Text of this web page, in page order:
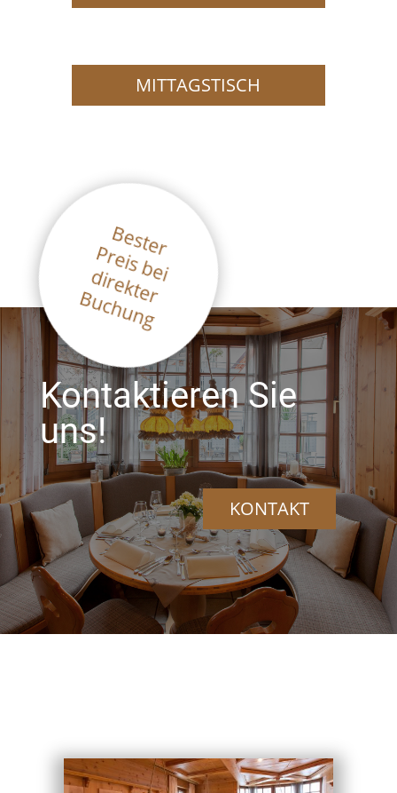
MITTAGSTISCH
Kontaktieren Sie
uns!
KONTAKT
Bester
Preis bei
direkter
Buchung